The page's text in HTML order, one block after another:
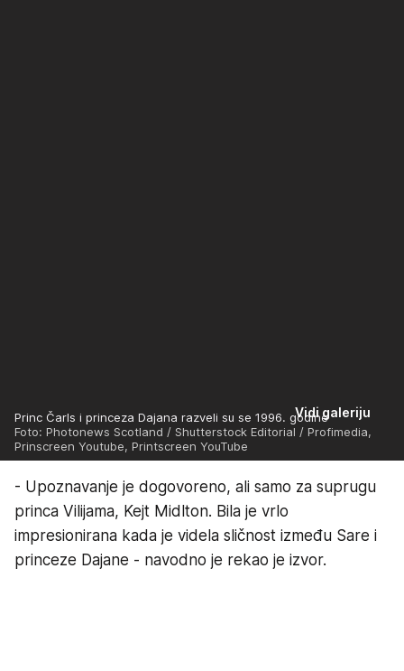
Vidi galeriju
Princ Čarls i princeza Dajana razveli su se 1996. godine
Foto: Photonews Scotland / Shutterstock Editorial / Profimedia,
Prinscreen Youtube, Printscreen YouTube
- Upoznavanje je dogovoreno, ali samo za suprugu
princa Vilijama, Kejt Midlton. Bila je vrlo
impresionirana kada je videla sličnost između Sare i
princeze Dajane - navodno je rekao je izvor.